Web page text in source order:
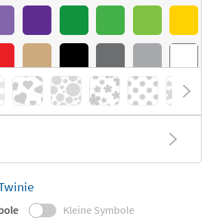
Kleine Symbole